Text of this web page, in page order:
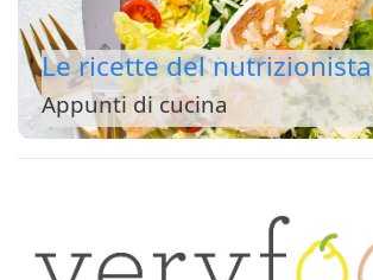
Le ricette del nutrizionista
Appunti di cucina